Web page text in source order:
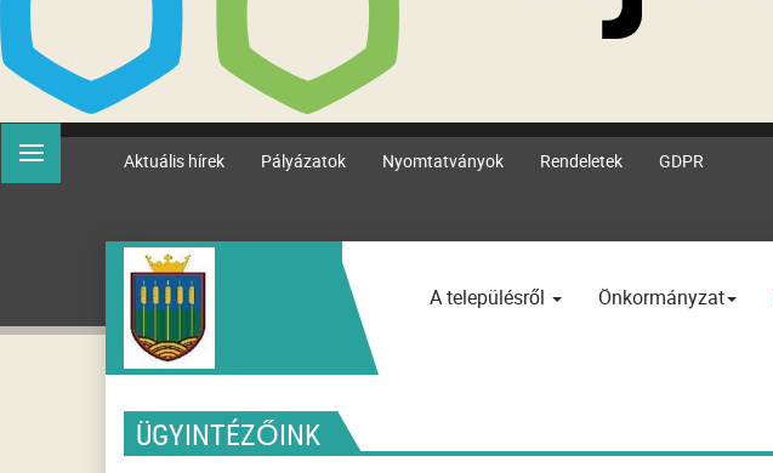
Aktuális hírek Pályázatok Nyomtatványok Rendeletek GDPR
A településről Önkormányzat
ÜGYINTÉZŐINK